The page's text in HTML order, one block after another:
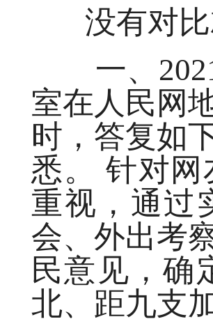
没有对比
一、2021
室在人民网
时，答复如
悉。 针对
重视，通过
会、外出考
民意见，确
北、距九支